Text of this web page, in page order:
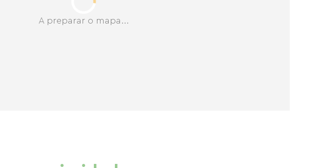
A preparar o mapa...